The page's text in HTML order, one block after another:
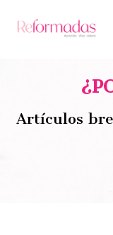
Artículos